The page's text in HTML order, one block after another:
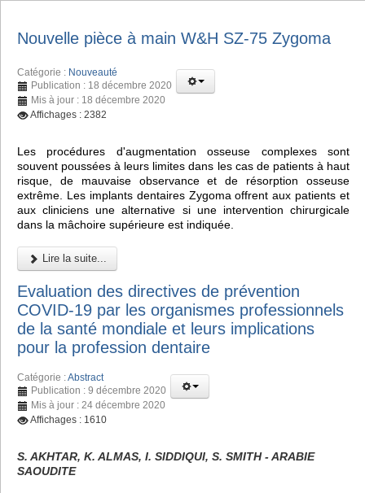
Nouvelle pièce à main W&H SZ-75 Zygoma
Catégorie : Nouveauté
Publication : 18 décembre 2020
Mis à jour : 18 décembre 2020
Affichages : 2382
Les procédures d'augmentation osseuse complexes sont
souvent poussées à leurs limites dans les cas de patients à haut
risque, de mauvaise observance et de résorption osseuse
extrême. Les implants dentaires Zygoma offrent aux patients et
aux cliniciens une alternative si une intervention chirurgicale
dans la mâchoire supérieure est indiquée.
Lire la suite...
Evaluation des directives de prévention
COVID-19 par les organismes professionnels
de la santé mondiale et leurs implications
pour la profession dentaire
Catégorie :Abstract
Publication : 9 décembre 2020
Mis à jour : 24 décembre 2020
Affichages : 1610
S. AKHTAR, K. ALMAS, I. SIDDIQUI, S. SMITH - ARABIE
SAOUDITE